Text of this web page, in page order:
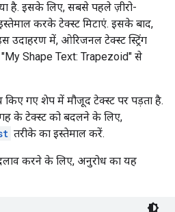
है. इसके लिए, सबसे पहले ज़ीरो-
करके टेक्स्ट मिटाएं. इसके बाद,
उदाहरण में, ओरिजनल टेक्स्ट स्ट्रिंग
Shape Text: Trapezoid" से
गए शेप में मौजूद टेक्स्ट पर पड़ता है.
के टेक्स्ट को बदलने के लिए,
तरीके का इस्तेमाल करें.
करने के लिए, अनुरोध का यह